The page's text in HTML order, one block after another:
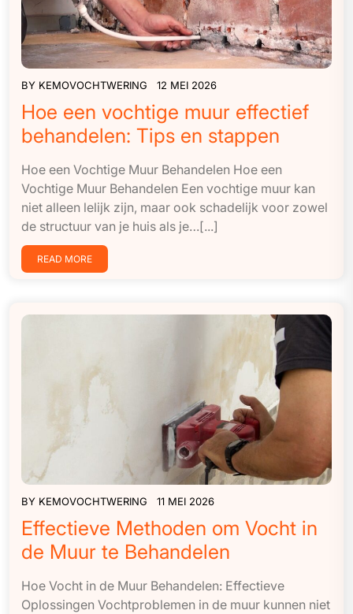
BY KEMOVOCHTWERING 12 MEI 2026
Hoe een vochtige muur effectief
behandelen: Tips en stappen
Hoe een Vochtige Muur Behandelen Hoe een
Vochtige Muur Behandelen Een vochtige muur kan
niet alleen lelijk zijn, maar ook schadelijk voor zowel
de structuur van je huis als je…[...]
READ MORE
BY KEMOVOCHTWERING 11 MEI 2026
Effectieve Methoden om Vocht in
de Muur te Behandelen
Hoe Vocht in de Muur Behandelen: Effectieve
Oplossingen Vochtproblemen in de muur kunnen niet